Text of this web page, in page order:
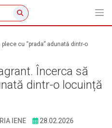
cu “prada” adunată dintr-o
Încerca să
dintr-o locuință
IENE 28.02.2026